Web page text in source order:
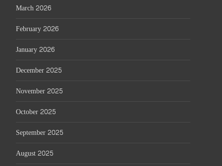
March 2026
February 2026
January 2026
December 2025
November 2025
October 2025
September 2025
August 2025